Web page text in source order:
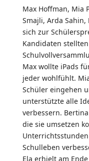
Max Hoffman, Mia
Smajli, Arda
sich zur
Kandidaten
Max wollte iPads
jeder wohlfühlt.
Schüler eingehen
unterstützte alle
verbessern.
die sie umsetzen
Schulleben
Ela erhielt am